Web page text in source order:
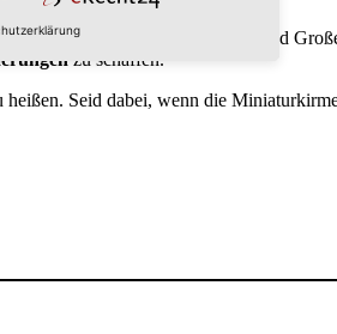
mit Freunden, Kindern und
zu schaffen.
Seid dabei, wenn die